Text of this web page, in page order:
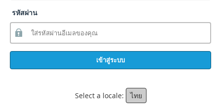
รหัสผ่าน
เข้าสู่ระบบ
Select a locale: ไทย